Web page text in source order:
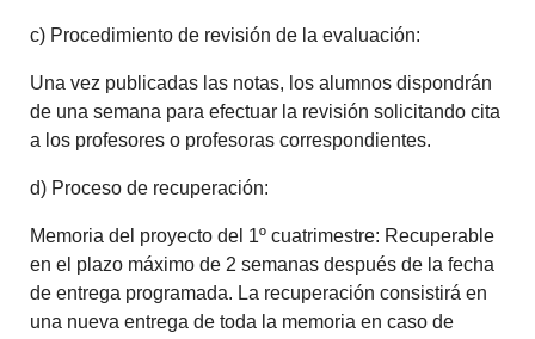
c) Procedimiento de revisión de la evaluación:
Una vez publicadas las notas, los alumnos dispondrán
de una semana para efectuar la revisión solicitando cita
a los profesores o profesoras correspondientes.
d) Proceso de recuperación:
Memoria del proyecto del 1º cuatrimestre: Recuperable
en el plazo máximo de 2 semanas después de la fecha
de entrega programada. La recuperación consistirá en
una nueva entrega de toda la memoria en caso de